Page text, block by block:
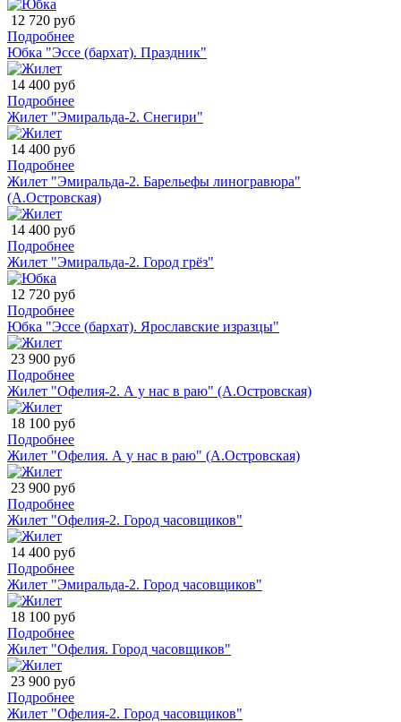
12 720 руб
Подробнее
Юбка "Эссе (бархат). Праздник"
14 400 руб
Подробнее
Жилет "Эмиральда-2. Снегири"
14 400 руб
Подробнее
Жилет "Эмиральда-2. Барельефы линогравюра"
(А.Островская)
14 400 руб
Подробнее
Жилет "Эмиральда-2. Город грёз"
12 720 руб
Подробнее
Юбка "Эссе (бархат). Ярославские изразцы"
23 900 руб
Подробнее
Жилет "Офелия-2. А у нас в раю" (А.Островская)
18 100 руб
Подробнее
Жилет "Офелия. А у нас в раю" (А.Островская)
23 900 руб
Подробнее
Жилет "Офелия-2. Город часовщиков"
14 400 руб
Подробнее
Жилет "Эмиральда-2. Город часовщиков"
18 100 руб
Подробнее
Жилет "Офелия. Город часовщиков"
23 900 руб
Подробнее
Жилет "Офелия-2. Город часовщиков"